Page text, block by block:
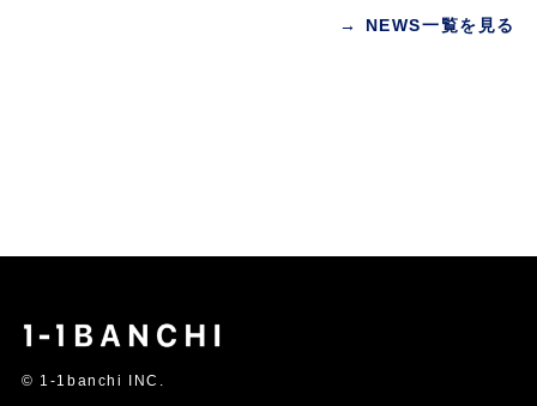
→ NEWS一覧を見る
© 1-1banchi INC.